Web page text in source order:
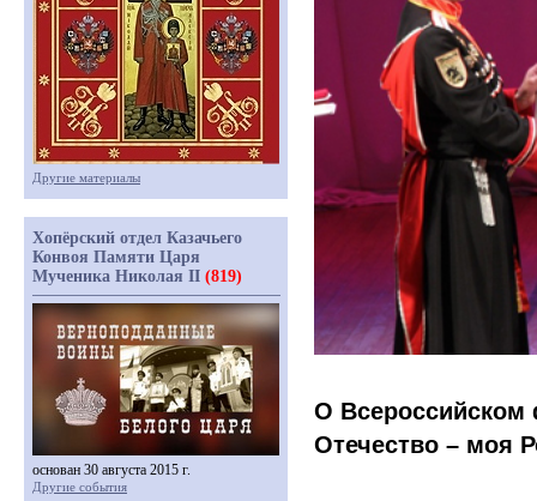
О Всероссийском
Отечество – моя
Другие материалы
Хопёрский отдел Казачьего
Конвоя Памяти Царя
Мученика Николая II (819)
основан 30 августа 2015 г.
Другие события